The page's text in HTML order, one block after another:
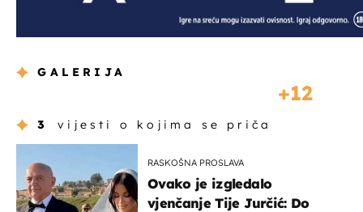
GALERIJA
12
3 vijesti o kojima se priča
RASKOŠNA PROSLAVA
Ovako je izgledalo
vjenčanje Tije Jurčić: Do